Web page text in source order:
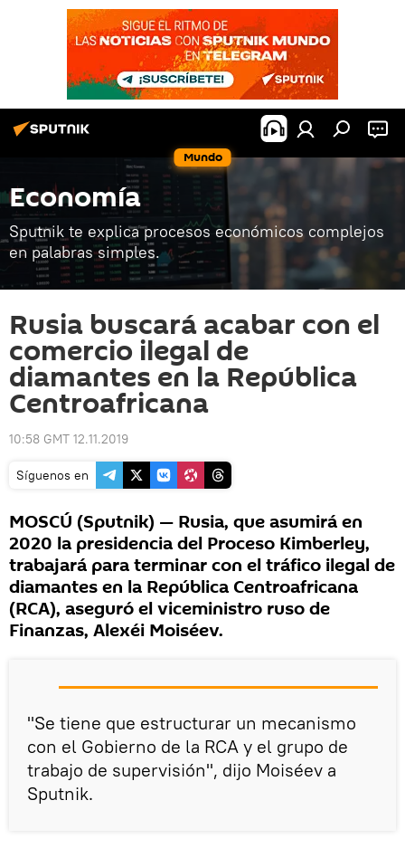
Mundo
Economía
Sputnik te explica procesos económicos complejos
en palabras simples.
Rusia buscará acabar con el
comercio ilegal de
diamantes en la República
Centroafricana
10:58 GMT 12.11.2019
Síguenos en
MOSCÚ (Sputnik) — Rusia, que asumirá en
2020 la presidencia del Proceso Kimberley,
trabajará para terminar con el tráfico ilegal de
diamantes en la República Centroafricana
(RCA), aseguró el viceministro ruso de
Finanzas, Alexéi Moiséev.
"Se tiene que estructurar un mecanismo
con el Gobierno de la RCA y el grupo de
trabajo de supervisión", dijo Moiséev a
Sputnik.